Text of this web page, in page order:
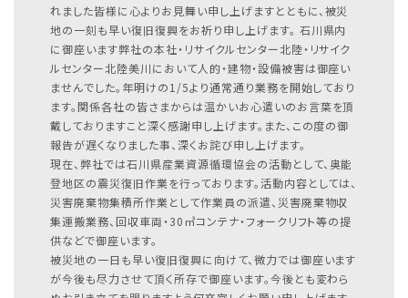
れました皆様に心よりお見舞い申し上げますとともに、被災
地の一刻も早い復旧復興をお祈り申し上げます。 石川県内
に御座います弊社の本社・リサイクルセンター北陸・リサイク
ルセンター北陸美川において人的・建物・設備被害は御座い
ませんでした。年明けの1/5より通常通り業務を開始しており
ます。関係各社の皆さまからは温かいお心遣いのお言葉を頂
戴しておりますこと深く感謝申し上げます。また、この度の御
報告が遅くなりました事、深くお詫び申し上げます。
現在、弊社では石川県産業資源循環協会の活動として、奥能
登地区の震災復旧作業を行っております。活動内容としては、
災害廃棄物集積所作業として作業員の派遣、災害廃棄物収
集運搬業務、回収車両・30㎥コンテナ・フォークリフト等の提
供などで御座います。
被災地の一日も早い復旧復興に向けて、微力では御座います
が今後も尽力させて頂く所存で御座います。今後とも変わら